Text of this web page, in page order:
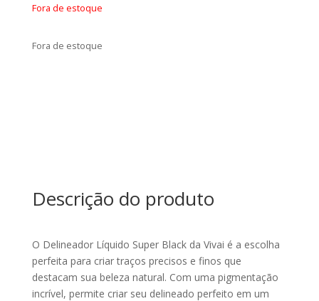
Fora de estoque
Fora de estoque
Descrição do produto
O Delineador Líquido Super Black da Vivai é a escolha
perfeita para criar traços precisos e finos que
destacam sua beleza natural. Com uma pigmentação
incrível, permite criar seu delineado perfeito em um